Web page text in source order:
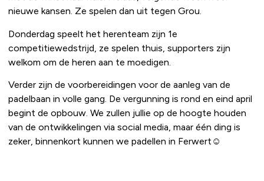
nieuwe kansen. Ze spelen dan uit tegen Grou.
Donderdag speelt het herenteam zijn 1e
competitiewedstrijd, ze spelen thuis, supporters zijn
welkom om de heren aan te moedigen.
Verder zijn de voorbereidingen voor de aanleg van de
padelbaan in volle gang. De vergunning is rond en eind april
begint de opbouw. We zullen jullie op de hoogte houden
van de ontwikkelingen via social media, maar één ding is
zeker, binnenkort kunnen we padellen in Ferwert☺